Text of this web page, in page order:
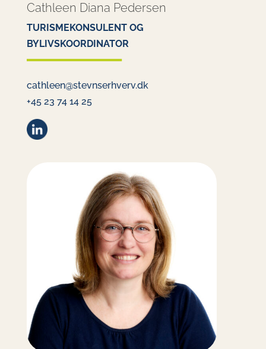
Cathleen Diana Pedersen
TURISMEKONSULENT OG
BYLIVSKOORDINATOR
cathleen@stevnserhverv.dk
+45 23 74 14 25